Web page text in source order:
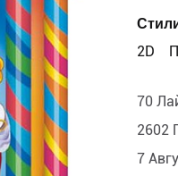
2D
70
2602
7